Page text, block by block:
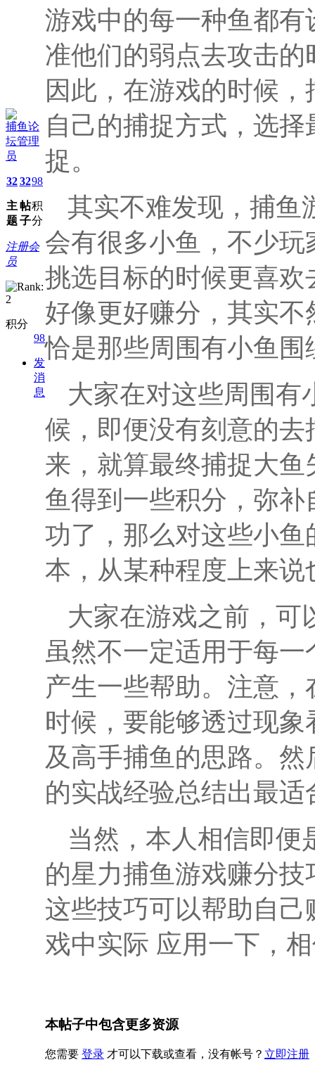
捕鱼论
坛管理
员
32
主
题
32
帖
子
98
积
分
注册会
员
积分
98
发
消
息
游戏中的每一种鱼都
准他们的弱点去攻击
因此，在游戏的时候
自己的捕捉方式，选
捉。
其实不难发现，捕鱼
会有很多小鱼，不少
挑选目标的时候更喜
好像更好赚分，其实
恰是那些周围有小鱼
大家在对这些周围有
候，即便没有刻意的
来，就算最终捕捉大
鱼得到一些积分，弥
功了，那么对这些小
本，从某种程度上来
大家在游戏之前，可
虽然不一定适用于每
产生一些帮助。注意
时候，要能够透过现
及高手捕鱼的思路。
的实战经验总结出最
当然，本人相信即便
的星力捕鱼游戏赚分
这些技巧可以帮助自
戏中实际 应用一下，
本帖子中包含更多资源
您需要 登录 才可以下载或查看，没有帐号？ 立即注册